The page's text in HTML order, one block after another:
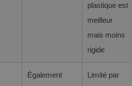
plastique est
meilleur
mais moins
rigide
Également
Limité par